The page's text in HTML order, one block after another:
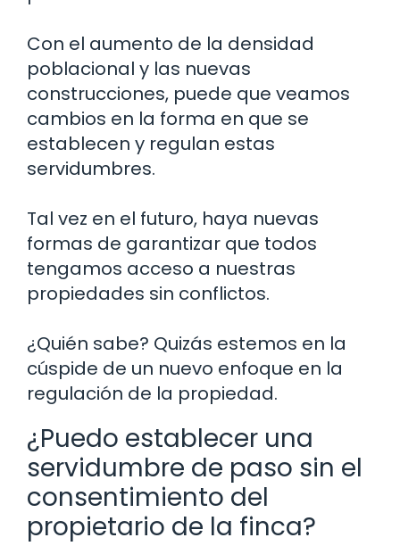
Con el aumento de la densidad
poblacional y las nuevas
construcciones, puede que veamos
cambios en la forma en que se
establecen y regulan estas
servidumbres.
Tal vez en el futuro, haya nuevas
formas de garantizar que todos
tengamos acceso a nuestras
propiedades sin conflictos.
¿Quién sabe? Quizás estemos en la
cúspide de un nuevo enfoque en la
regulación de la propiedad.
¿Puedo establecer una
servidumbre de paso sin el
consentimiento del
propietario de la finca?